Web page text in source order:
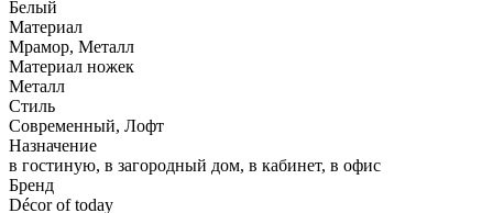
Белый
Материал
Мрамор, Металл
Материал ножек
Металл
Стиль
Современный, Лофт
Назначение
в гостиную, в загородный дом, в кабинет, в офис
Бренд
Décor of today